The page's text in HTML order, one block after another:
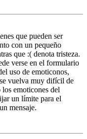
que pueden ser
con un pequeño
que :( denota tristeza.
verse en el formulario
uso de emoticonos,
vuelva muy difícil de
emoticones del
un límite para el
mensaje.